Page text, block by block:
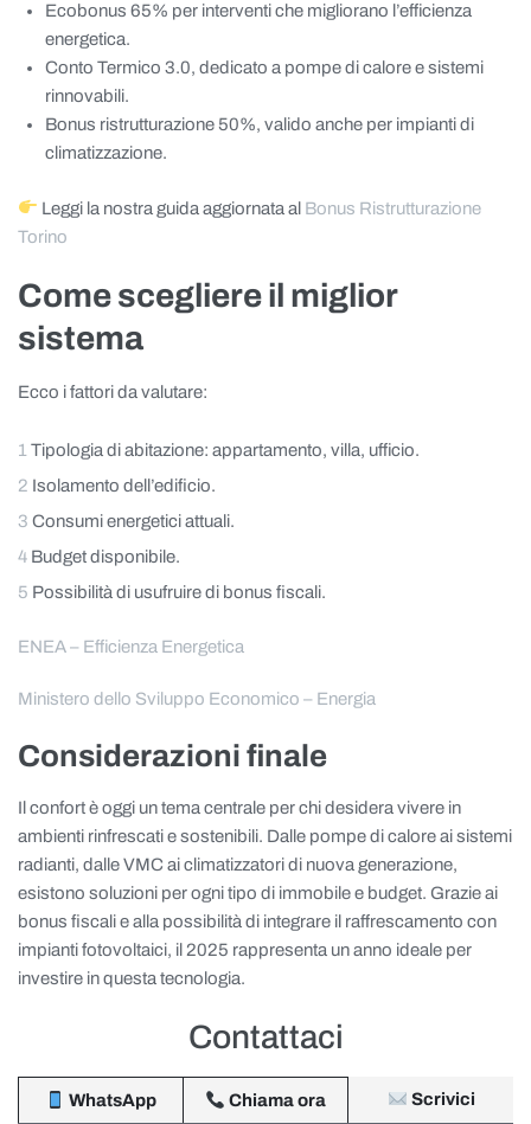
Ecobonus 65% per interventi che migliorano l’efficienza
energetica.
Conto Termico 3.0, dedicato a pompe di calore e sistemi
rinnovabili.
Bonus ristrutturazione 50%, valido anche per impianti di
climatizzazione.
Leggi la nostra guida aggiornata al Bonus Ristrutturazione
Torino
Come scegliere il miglior
sistema
Ecco i fattori da valutare:
Tipologia di abitazione: appartamento, villa, ufficio.
Isolamento dell’edificio.
Consumi energetici attuali.
Budget disponibile.
Possibilità di usufruire di bonus fiscali.
ENEA – Efficienza Energetica
Ministero dello Sviluppo Economico – Energia
Considerazioni finale
Il confort è oggi un tema centrale per chi desidera vivere in
ambienti rinfrescati e sostenibili. Dalle pompe di calore ai sistemi
radianti, dalle VMC ai climatizzatori di nuova generazione,
esistono soluzioni per ogni tipo di immobile e budget. Grazie ai
bonus fiscali e alla possibilità di integrare il raffrescamento con
impianti fotovoltaici, il 2025 rappresenta un anno ideale per
investire in questa tecnologia.
Contattaci
WhatsApp Chiama ora Scrivici